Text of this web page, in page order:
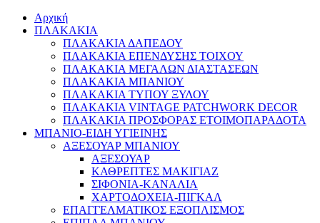
Αρχική
ΠΛΑΚΑΚΙΑ
ΠΛΑΚΑΚΙΑ ΔΑΠΕΔΟΥ
ΠΛΑΚΑΚΙΑ ΕΠΕΝΔΥΣΗΣ ΤΟΙΧΟΥ
ΠΛΑΚΑΚΙΑ ΜΕΓΑΛΩΝ ΔΙΑΣΤΑΣΕΩΝ
ΠΛΑΚΑΚΙΑ ΜΠΑΝΙΟΥ
ΠΛΑΚΑΚΙΑ ΤΥΠΟΥ ΞΥΛΟΥ
ΠΛΑΚΑΚΙΑ VINTAGE PATCHWORK DECOR
ΠΛΑΚΑΚΙΑ ΠΡΟΣΦΟΡΑΣ ΕΤΟΙΜΟΠΑΡΑΔΟΤΑ
ΜΠΑΝΙΟ-ΕΙΔΗ ΥΓΙΕΙΝΗΣ
ΑΞΕΣΟΥΑΡ ΜΠΑΝΙΟΥ
ΑΞΕΣΟΥΑΡ
ΚΑΘΡΕΠΤΕΣ ΜΑΚΙΓΙΑΖ
ΣΙΦΟΝΙΑ-ΚΑΝΑΛΙΑ
ΧΑΡΤΟΔΟΧΕΙΑ-ΠΙΓΚΑΛ
ΕΠΑΓΓΕΛΜΑΤΙΚΟΣ ΕΞΟΠΛΙΣΜΟΣ